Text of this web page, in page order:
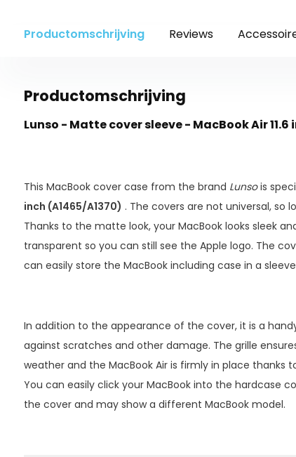
Productomschrijving Reviews
Productomschrijving
Lunso - Matte cover sleeve - MacBook Air 11.6
This MacBook cover case from the brand Lunsois
inch (A1465/A1370) . The covers are not universal, so
Thanks to the matte look, your MacBook looks sleek
transparent so you can still see the Apple logo. The
can easily store the MacBook including case in a
In addition to the appearance of the cover, it is a
against scratches and other damage. The grille
weather and the MacBook Air is firmly in place
You can easily click your MacBook into the hardcase
the cover and may show a different MacBook model.
Air 11 inch +(US)
(2012-2015) -
21,91
Lunso MacBook print
bescherming
Glanzende cover hoes
Keyboard bescherming -
Combideal: